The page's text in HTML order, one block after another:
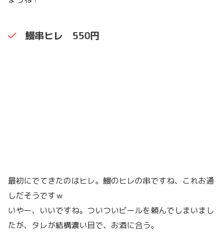
鰻串ヒレ 550円
最初にでてきたのはヒレ。鰻のヒレの串ですね、これお通
しだそうですｗ
いやー、いいですね。ついついビールを頼んでしまいまし
たが、タレが結構濃い目で、お酒に合う。